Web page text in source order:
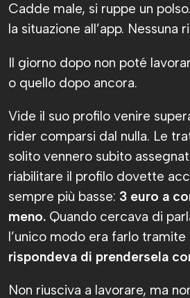
Cadde male, si ruppe un
la situazione all’app. Nessuna
Il giorno dopo non poté
o quello dopo ancora.
Vide il suo profilo venire
rider comparsi dal nulla. Le
solito vennero subito
riabilitare il profilo dovette
sempre più basse: 3 euro a
meno. Quando cercava di
l’unico modo era farlo tramite
rispondeva di prendersela
Non riusciva a lavorare, ma